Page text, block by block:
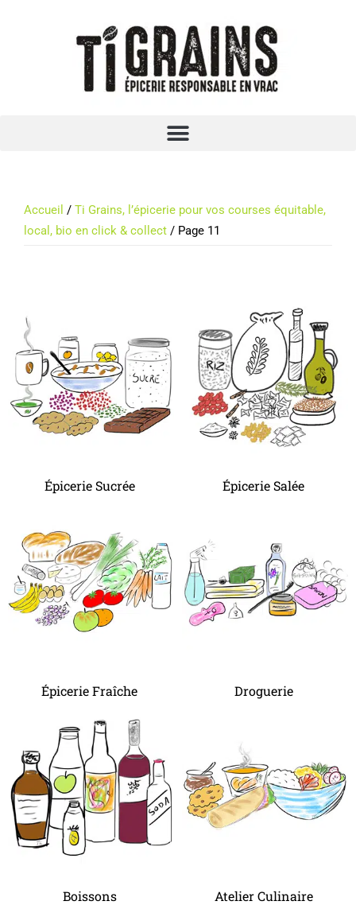
Accueil / Ti Grains, l’épicerie pour vos courses équitable,
local, bio en click & collect / Page 11
Épicerie Sucrée Épicerie Salée
Épicerie Fraîche Droguerie
Boissons Atelier Culinaire